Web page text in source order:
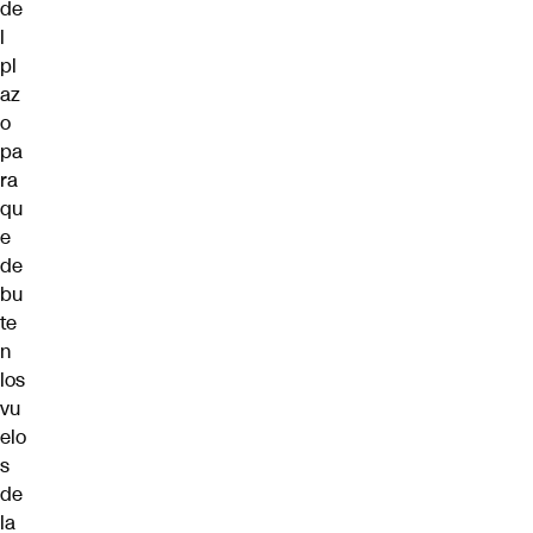
de
l
pl
az
o
pa
ra
qu
e
de
bu
te
n
los
vu
elo
s
de
la